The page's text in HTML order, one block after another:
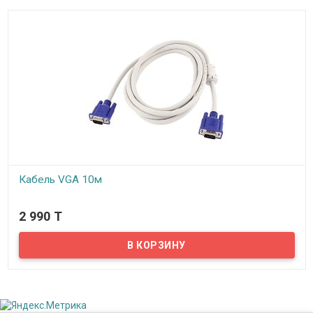
Кабель VGA 10м
подключения мониторов, проекторов, телевизоров и прочих
видеоустройств к компьютеру. Разработанный и
сконструированный из качественных материалов, кабель
обеспечивает надежную передачу видео данных. Благодаря
2 990 T